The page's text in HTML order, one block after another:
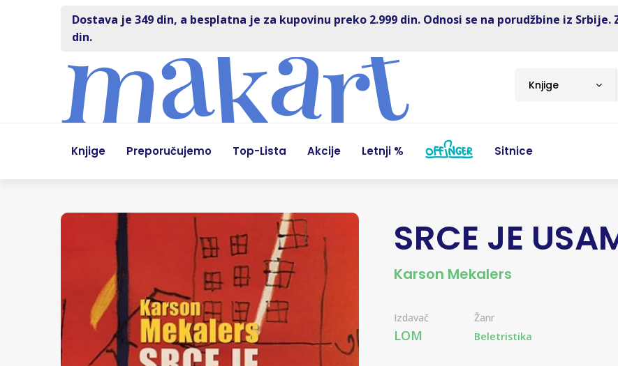
Dostava je 349 din, a besplatna je za kupovinu preko 2.999 din. Odnosi se na porudžbine iz
din.
Knjige
Knjige Preporučujemo Top-Lista Akcije Letnji % Sitnice
SRCE JE
Karson Mekalers
Izdavač
LOM
Žanr
Beletristika